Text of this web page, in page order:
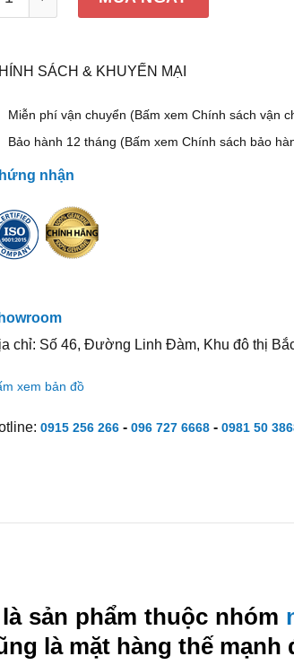
SÁCH & KHUYẾN MẠI
Miễn phí vận chuyển (Bấm xem Chính sách vận
Bảo hành 12 tháng (Bấm xem Chính sách bảo
nhận
chỉ: Số 46, Đường Linh Đàm, Khu đô thị
xem bản đồ
0915 256 266- 096 727 6668- 0981 50
sản phẩm thuộc nhóm
là mặt hàng thế mạnh